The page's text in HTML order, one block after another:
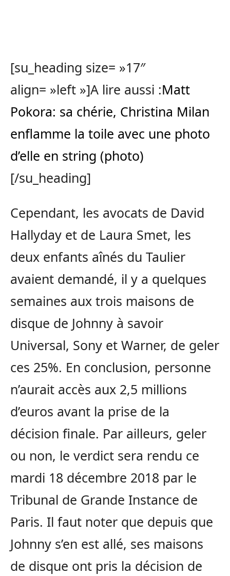
[su_heading size= »17″
align= »left »]A lire aussi :Matt
Pokora: sa chérie, Christina Milan
enflamme la toile avec une photo
d’elle en string (photo)
[/su_heading]
Cependant, les avocats de David
Hallyday et de Laura Smet, les
deux enfants aînés du Taulier
avaient demandé, il y a quelques
semaines aux trois maisons de
disque de Johnny à savoir
Universal, Sony et Warner, de geler
ces 25%. En conclusion, personne
n’aurait accès aux 2,5 millions
d’euros avant la prise de la
décision finale. Par ailleurs, geler
ou non, le verdict sera rendu ce
mardi 18 décembre 2018 par le
Tribunal de Grande Instance de
Paris. Il faut noter que depuis que
Johnny s’en est allé, ses maisons
de disque ont pris la décision de